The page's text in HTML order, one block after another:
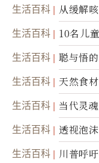
生活百科
从缓解
康产业
生活百科 10名儿
生活百科 聪与悟
生活百科 天然食
生活百科
当代灵
省思
生活百科
透视泡
瞬」
生活百科
川普呼